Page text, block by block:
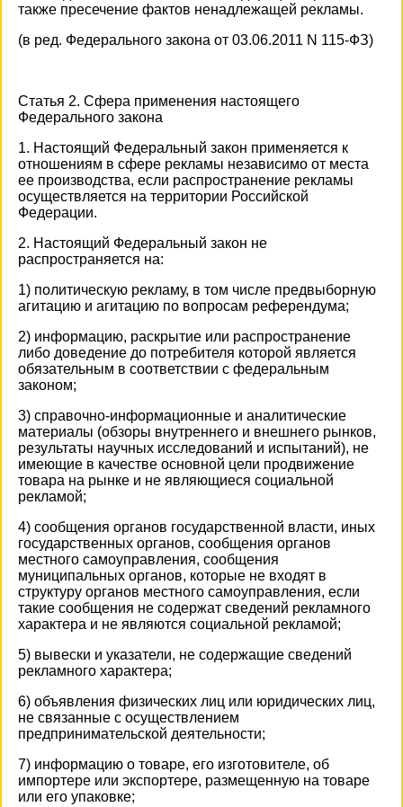
также пресечение фактов ненадлежащей рекламы.
(в ред. Федерального закона от 03.06.2011 N 115-ФЗ)
Статья 2. Сфера применения настоящего
Федерального закона
1. Настоящий Федеральный закон применяется к
отношениям в сфере рекламы независимо от места
ее производства, если распространение рекламы
осуществляется на территории Российской
Федерации.
2. Настоящий Федеральный закон не
распространяется на:
1) политическую рекламу, в том числе предвыборную
агитацию и агитацию по вопросам референдума;
2) информацию, раскрытие или распространение
либо доведение до потребителя которой является
обязательным в соответствии с федеральным
законом;
3) справочно-информационные и аналитические
материалы (обзоры внутреннего и внешнего рынков,
результаты научных исследований и испытаний), не
имеющие в качестве основной цели продвижение
товара на рынке и не являющиеся социальной
рекламой;
4) сообщения органов государственной власти, иных
государственных органов, сообщения органов
местного самоуправления, сообщения
муниципальных органов, которые не входят в
структуру органов местного самоуправления, если
такие сообщения не содержат сведений рекламного
характера и не являются социальной рекламой;
5) вывески и указатели, не содержащие сведений
рекламного характера;
6) объявления физических лиц или юридических лиц,
не связанные с осуществлением
предпринимательской деятельности;
7) информацию о товаре, его изготовителе, об
импортере или экспортере, размещенную на товаре
или его упаковке;